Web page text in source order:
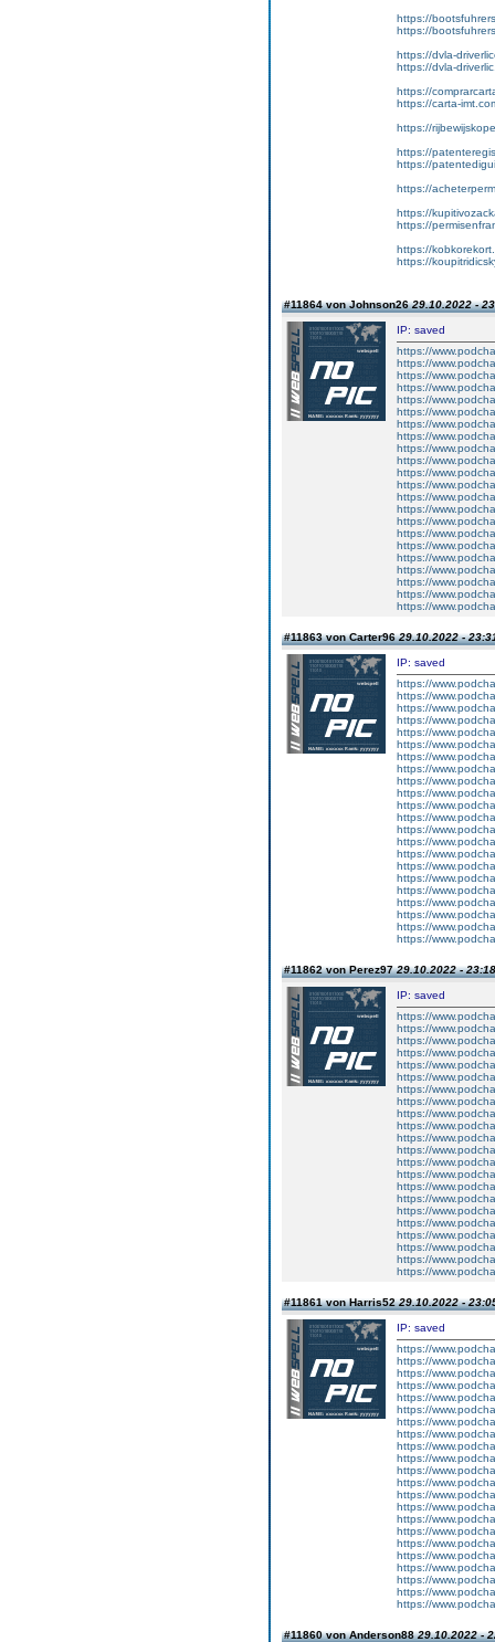
https://
https://
https://dvla-
https://dvla-
https://
https://carta-
https://
https://
https://
https://
https://
https://
https://
https://
#11864 von Johnson2629.10.2022 -
IP: saved
https://
https://
https://
https://
https://
https://
https://
https://
https://
https://
https://
https://
https://
https://
https://
https://
https://
https://
https://
https://
https://
https://
#11863 von Carter9629.10.2022 -
IP: saved
https://
https://
https://
https://
https://
https://
https://
https://
https://
https://
https://
https://
https://
https://
https://
https://
https://
https://
https://
https://
https://
https://
#11862 von Perez9729.10.2022 - 23:18
IP: saved
https://
https://
https://
https://
https://
https://
https://
https://
https://
https://
https://
https://
https://
https://
https://
https://
https://
https://
https://
https://
https://
https://
#11861 von Harris5229.10.2022 -
IP: saved
https://
https://
https://
https://
https://
https://
https://
https://
https://
https://
https://
https://
https://
https://
https://
https://
https://
https://
https://
https://
https://
https://
#11860 von Anderson8829.10.2022 -